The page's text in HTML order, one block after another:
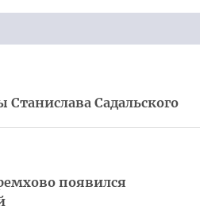
Садальского
появился